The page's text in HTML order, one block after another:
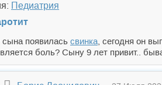
Педиатрия
сына появилась свинка , сегодня он
боль? Сыну 9 лет привит..